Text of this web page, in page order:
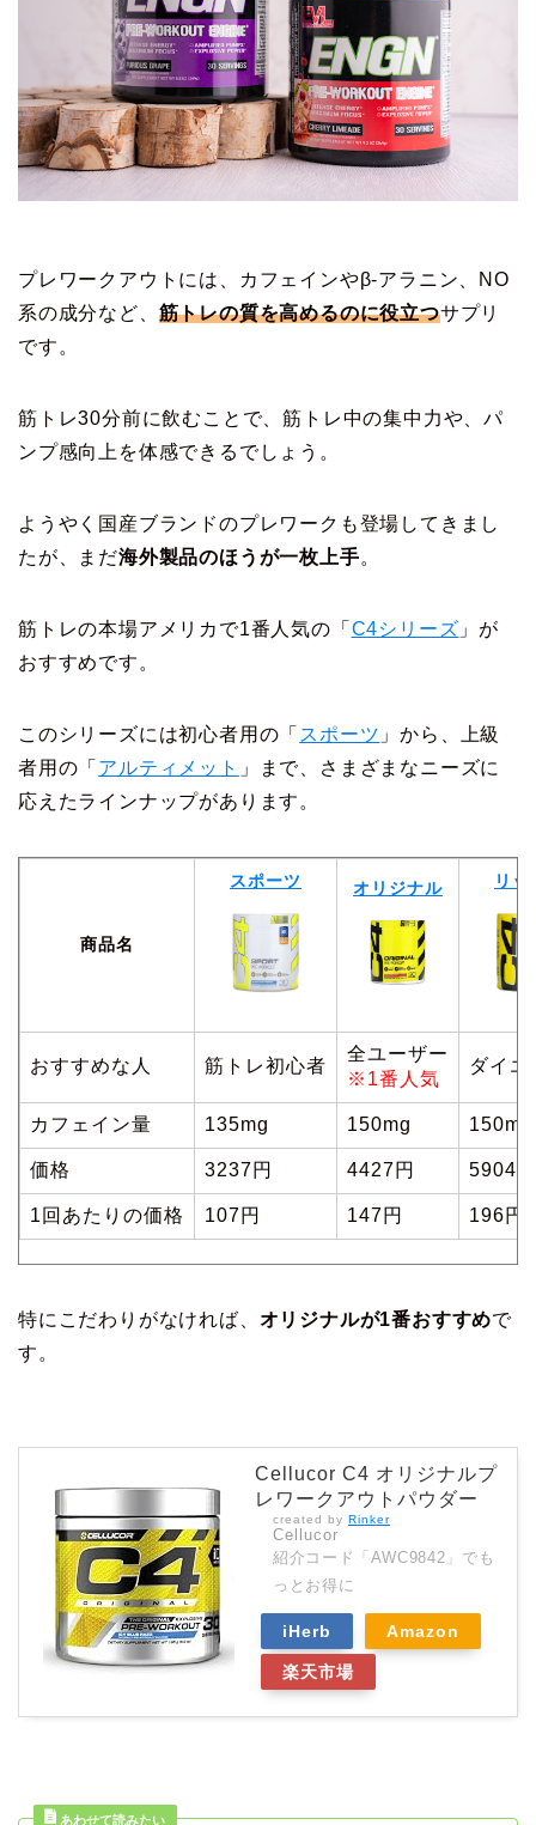
プレワークアウトには、カフェインやβ-アラニン、NO
系の成分など、 筋トレの質を高めるのに役立つサプリ
です。
筋トレ30分前に飲むことで、筋トレ中の集中力や、パ
ンプ感向上を体感できるでしょう。
ようやく国産ブランドのプレワークも登場してきまし
たが、まだ海外製品のほうが一枚上手。
筋トレの本場アメリカで1番人気の「 C4シリーズ 」が
おすすめです。
このシリーズには初心者用の「 スポーツ 」から、上級
者用の「 アルティメット 」まで、さまざまなニーズに
応えたラインナップがあります。
商品名
スポーツ オリジナル リッ
おすすめな人 筋トレ初心者
全ユーザー
※1番人気
ダイエ
カフェイン量 135mg 150mg 150mg
価格 3237円 4427円 5904円
1回あたりの価格 107円 147円 196円
特にこだわりがなければ、 オリジナルが1番おすすめで
す。
Cellucor C4 オリジナルプ
レワークアウトパウダー
created by Rinker
Cellucor
紹介コード「AWC9842」でも
っとお得に
iHerb Amazon
楽天市場